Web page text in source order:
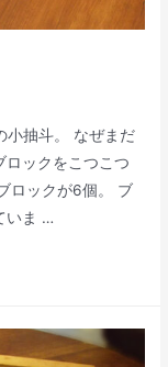
小抽斗。 なぜまだ
ロックをこつこつ
ロックが6個。 ブ
いま …